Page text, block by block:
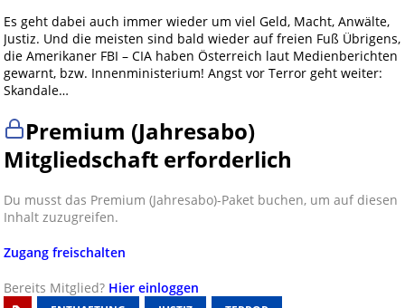
Es geht dabei auch immer wieder um viel Geld, Macht, Anwälte,
Justiz. Und die meisten sind bald wieder auf freien Fuß Übrigens,
die Amerikaner FBI – CIA haben Österreich laut Medienberichten
gewarnt, bzw. Innenministerium! Angst vor Terror geht weiter:
Skandale…
Premium (Jahresabo)
Mitgliedschaft erforderlich
Du musst das Premium (Jahresabo)-Paket buchen, um auf diesen
Inhalt zuzugreifen.
Zugang freischalten
Bereits Mitglied? Hier einloggen